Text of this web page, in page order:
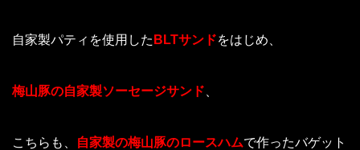
自家製パティを使用した BLTサンドをはじめ、
梅山豚の自家製ソーセージサンド
こちらも、 自家製の梅山豚のロースハムで作ったバゲット